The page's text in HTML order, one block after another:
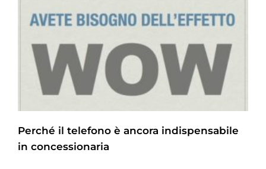
Perché il telefono è ancora indispensabile
in concessionaria